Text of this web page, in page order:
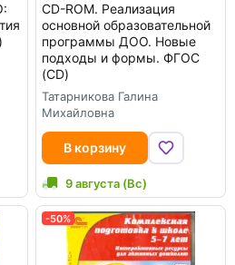
CD-ROM. Реализация
основной образовательной
программы ДОО. Новые
подходы и формы. ФГОС
(CD)
Татарникова Галина
Михайловна
В корзину
9 августа (Вс)
-50%